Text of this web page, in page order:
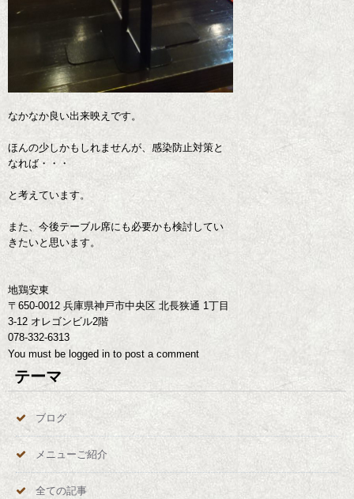
なかなか良い出来映えです。
ほんの少しかもしれませんが、感染防止対策と
なれば・・・
と考えています。
また、今後テーブル席にも必要かも検討してい
きたいと思います。
地鶏安東
〒650-0012 兵庫県神戸市中央区 北長狭通 1丁目
3-12 オレゴンビル2階
078-332-6313
You must be logged in to post a comment
テーマ
ブログ
メニューご紹介
全ての記事